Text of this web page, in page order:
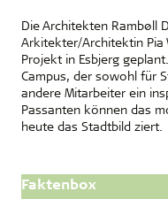
Die Architekten Rambøll
Arkitekter/Architektin Pia
Projekt in Esbjerg
Campus, der sowohl für
andere Mitarbeiter ein
Passanten können das
heute das Stadtbild ziert.
Faktenbox